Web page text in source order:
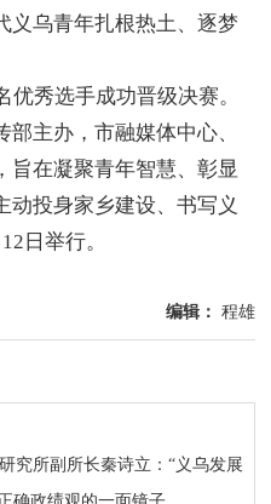
义乌青年扎根热土、逐梦
秀选手成功晋级决赛。
主办，市融媒体中心、
旨在凝聚青年智慧、彰显
动投身家乡建设、书写义
日举行。
编辑： 程雄
究所副所长秦诗立：“义乌发展